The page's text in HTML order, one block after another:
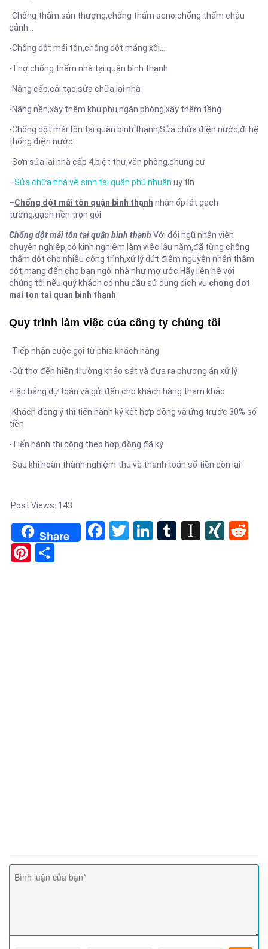
-Chống thấm sân thượng,chống thấm seno,chống thấm chậu
cảnh…
-Chống dột mái tôn,chống dột máng xối…
-Thợ chống thấm nhà tại quận bình thạnh
-Nâng cấp,cải tạo,sửa chữa lại nhà
-Nâng nền,xây thêm khu phụ,ngăn phòng,xây thêm tầng
-Chống dột mái tôn tại quận bình thạnh,Sửa chữa điện nước,đi hệ
thống điện nước
-Sơn sửa lại nhà cấp 4,biệt thự,văn phòng,chung cư
–Sửa chữa nhà vệ sinh tại quận phú nhuận uy tín
–Chống dột mái tôn quận bình thạnh nhận ốp lát gạch
tường,gạch nền trọn gói
Chống dột mái tôn tại quận bình thạnh Với đội ngũ nhân viên
chuyên nghiệp,có kinh nghiệm làm việc lâu năm,đã từng chống
thấm dột cho nhiều công trình,xử lý dứt điểm nguyên nhân thấm
dột,mang đến cho bạn ngôi nhà như mơ ước.Hãy liên hệ với
chúng tôi nếu quý khách có nhu cầu sử dụng dịch vụ chong dot
mai ton tai quan binh thạnh
Quy trình làm việc của công ty chúng tôi
-Tiếp nhận cuộc gọi từ phía khách hàng
-Cử thợ đến hiện trường khảo sát và đưa ra phương án xử lý
-Lập bảng dự toán và gửi đến cho khách hàng tham khảo
-Khách đồng ý thì tiến hành ký kết hợp đồng và ứng trước 30% số
tiền
-Tiến hành thi công theo hợp đồng đã ký
-Sau khi hoàn thành nghiệm thu và thanh toán số tiền còn lại
Post Views: 143
Share Facebook
TwitterLinkedIn
Tumblr
Pinterest